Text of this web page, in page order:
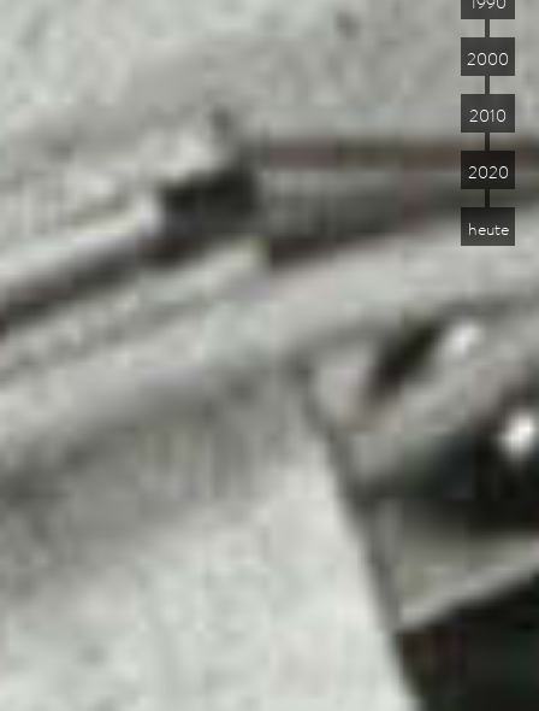
2000
2010
2020
heute